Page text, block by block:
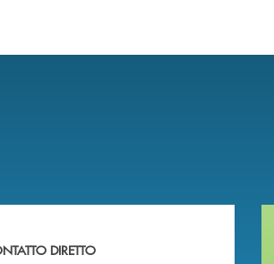
di assistenza immediata ?
DIRETTO